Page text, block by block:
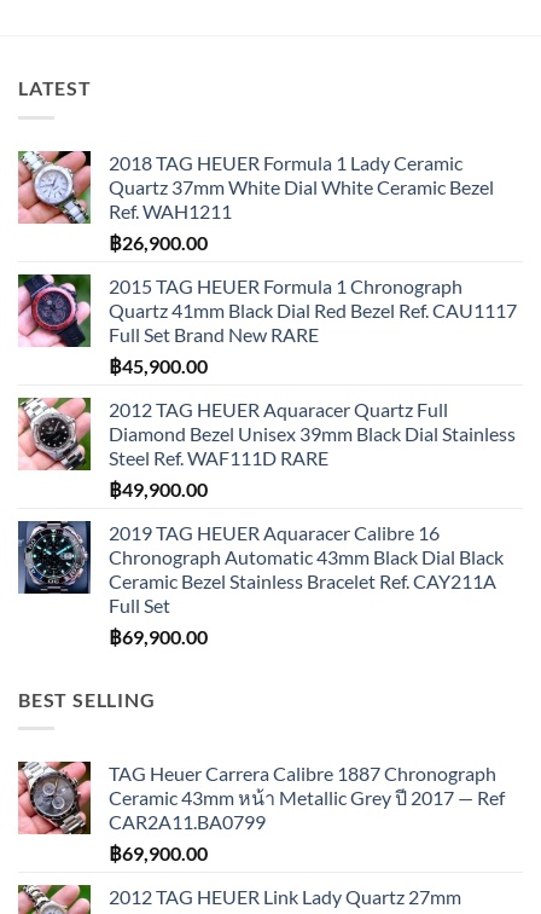
LATEST
2018 TAG HEUER Formula 1 Lady Ceramic
Quartz 37mm White Dial White Ceramic Bezel
Ref. WAH1211
฿26,900.00
2015 TAG HEUER Formula 1 Chronograph
Quartz 41mm Black Dial Red Bezel Ref. CAU1117
Full Set Brand New RARE
฿45,900.00
2012 TAG HEUER Aquaracer Quartz Full
Diamond Bezel Unisex 39mm Black Dial Stainless
Steel Ref. WAF111D RARE
฿49,900.00
2019 TAG HEUER Aquaracer Calibre 16
Chronograph Automatic 43mm Black Dial Black
Ceramic Bezel Stainless Bracelet Ref. CAY211A
Full Set
฿69,900.00
BEST SELLING
TAG Heuer Carrera Calibre 1887 Chronograph
Ceramic 43mm หน้า Metallic Grey ปี 2017 — Ref
CAR2A11.BA0799
฿69,900.00
2012 TAG HEUER Link Lady Quartz 27mm